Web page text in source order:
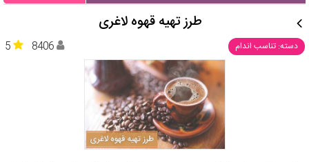
طرز تهیه قهوه لاغری
دسته: تناسب اندام 5 8406